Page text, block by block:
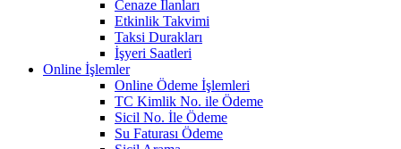
Cenaze İlanları
Etkinlik Takvimi
Taksi Durakları
İşyeri Saatleri
Online İşlemler
Online Ödeme İşlemleri
TC Kimlik No. ile Ödeme
Sicil No. İle Ödeme
Su Faturası Ödeme